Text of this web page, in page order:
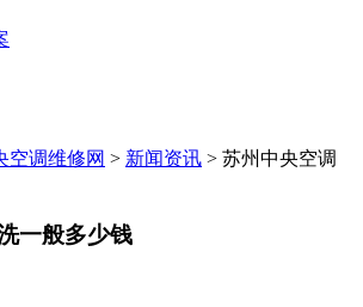
空调维修网 > 新闻资讯 > 苏州中央空调
一般多少钱